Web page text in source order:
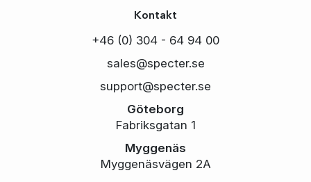
Kontakt
+46 (0) 304 - 64 94 00
sales@specter.se
support@specter.se
Göteborg
Fabriksgatan 1
Myggenäs
Myggenäsvägen 2A